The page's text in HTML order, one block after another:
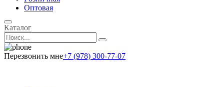
Оптовая
Каталог
Перезвонить мне+7 (978) 300-77-07